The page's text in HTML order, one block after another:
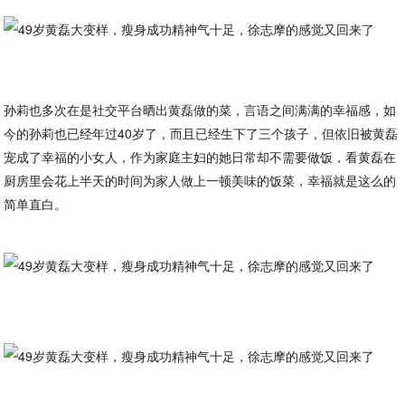
孙莉也多次在是社交平台晒出黄磊做的菜，言语之间满满的幸福感，如
今的孙莉也已经年过40岁了，而且已经生下了三个孩子，但依旧被黄磊
宠成了幸福的小女人，作为家庭主妇的她日常却不需要做饭，看黄磊在
厨房里会花上半天的时间为家人做上一顿美味的饭菜，幸福就是这么的
简单直白。